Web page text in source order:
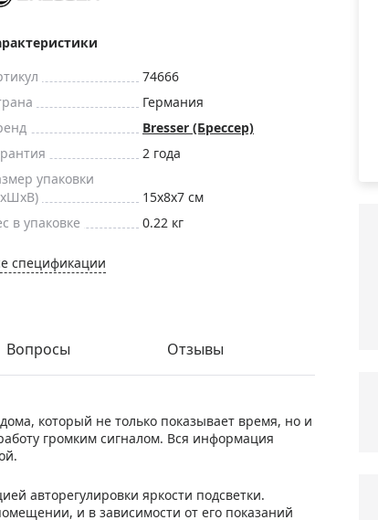
по специальным
образцов
Фонари
Элементы питания, карты памяти
Экшн-камеры
Фотооборудование
74666
Германия
Bresser (Брессер)
2 года
упаковки
15x8x7 см
в упаковке
0.22 кг
спецификации
Вопросы Отзывы
который не только показывает время, но и
громким сигналом. Вся информация
авторегулировки яркости подсветки.
и в зависимости от его показаний